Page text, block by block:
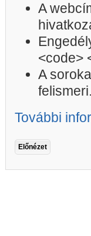
A
<code>
A
felismeri.
További